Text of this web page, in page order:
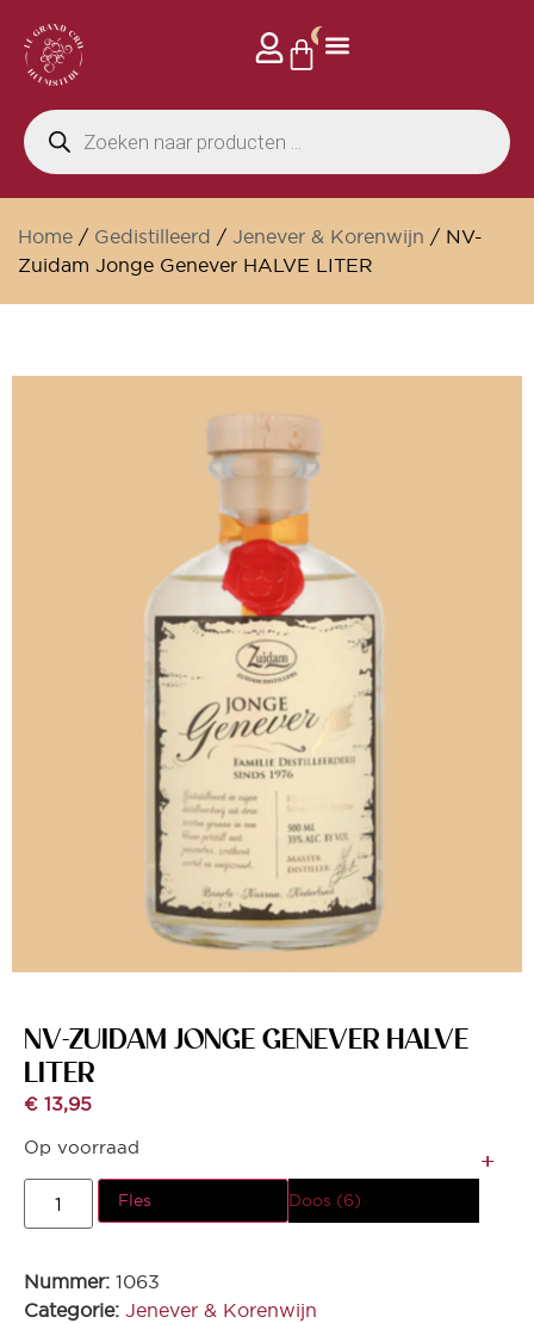
0
Home / Gedistilleerd / Jenever & Korenwijn / NV-
Zuidam Jonge Genever HALVE LITER
NV-ZUIDAM JONGE GENEVER HALVE
LITER
€ 13,95
Op voorraad
Fles Doos (6)
Nummer: 1063
Categorie: Jenever & Korenwijn